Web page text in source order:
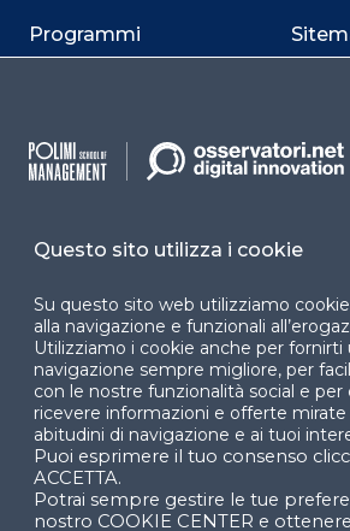
Programmi
YouTube X
Questo sito utilizza i cookie
Su questo sito web utilizziamo
alla navigazione e funzionali
Utilizziamo i cookie anche per fornirti
navigazione sempre migliore, per
con le nostre funzionalità social e per
ricevere informazioni e offerte
abitudini di navigazione e ai tuoi
Puoi esprimere il tuo consenso
ACCETTA.
Potrai sempre gestire le tue
nostro COOKIE CENTER e